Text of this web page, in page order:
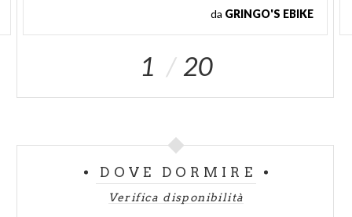
da GRINGO'S EBIKE
1 20
DOVE DORMIRE
Verifica disponibilità